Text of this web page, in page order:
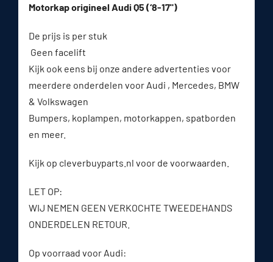
Motorkap origineel Audi Q5 (‘8-17")
De prijs is per stuk
Geen facelift
Kijk ook eens bij onze andere advertenties voor
meerdere onderdelen voor Audi , Mercedes, BMW
& Volkswagen
Bumpers, koplampen, motorkappen, spatborden
en meer.
Kijk op cleverbuyparts.nl voor de voorwaarden.
LET OP:
WIJ NEMEN GEEN VERKOCHTE TWEEDEHANDS
ONDERDELEN RETOUR.
Op voorraad voor Audi: